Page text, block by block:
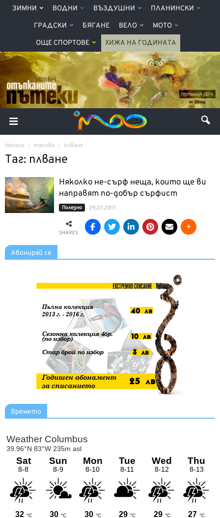
ЗИМНИ ВОДНИ ВЪЗДУШНИ ПЛАНИНСКИ
ГРАДСКИ БЯГАНЕ ВЕЛО МОТО
ОЩЕ СПОРТОВЕ ХИЖА НА ГОДИНАТА
Начало тагове плване
Таг: плване
Няколко не-сърф неща, които ще ви
направят по-добър сърфист
Полезно 29.07.2017
SHARES
Абонирай се
Времето